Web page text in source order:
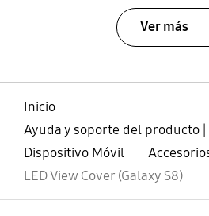
Ver más
Inicio
Ayuda y soporte del producto |
Dispositivo Móvil
LED View Cover (Galaxy S8)